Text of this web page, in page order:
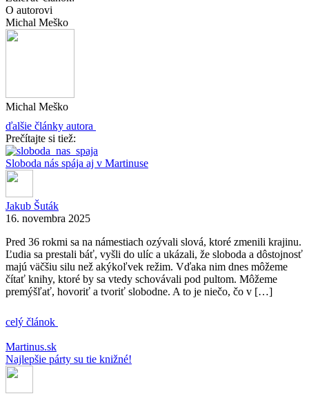
O autorovi
Michal Meško
Michal Meško
ďalšie články autora
Prečítajte si tiež:
Sloboda nás spája aj v Martinuse
Jakub Šuták
16. novembra 2025
Pred 36 rokmi sa na námestiach ozývali slová, ktoré zmenili krajinu.
Ľudia sa prestali báť, vyšli do ulíc a ukázali, že sloboda a dôstojnosť
majú väčšiu silu než akýkoľvek režim. Vďaka nim dnes môžeme
čítať knihy, ktoré by sa vtedy schovávali pod pultom. Môžeme
premýšľať, hovoriť a tvoriť slobodne. A to je niečo, čo v […]
celý článok
Martinus.sk
Najlepšie párty su tie knižné!